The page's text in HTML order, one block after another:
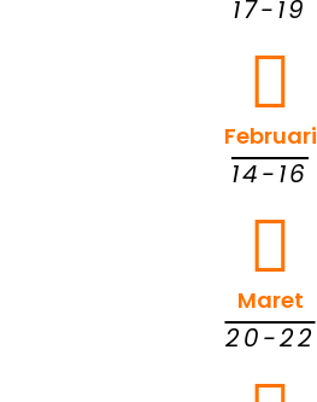
17-19
Februari
14-16
Maret
20-22